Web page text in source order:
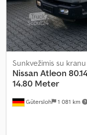
Gütersloh 1 081 km
Sunkvežimis su
Nissan Atleon
14.80 Meter